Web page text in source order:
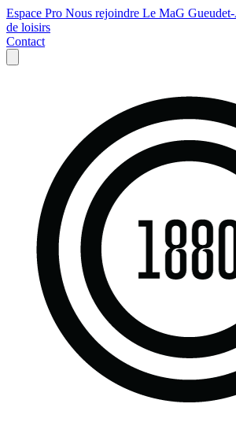
Espace Pro Nous rejoindre Le MaG
de loisirs
Contact